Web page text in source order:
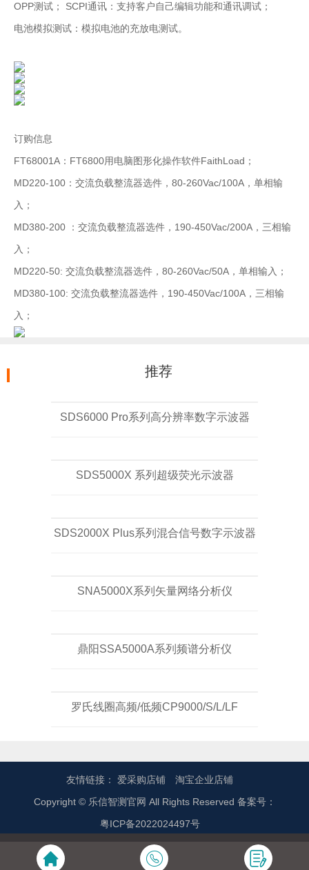
OPP测试； SCPI通讯：支持客户自己编辑功能和通讯调试；
电池模拟测试：模拟电池的充放电测试。
订购信息
FT68001A：FT6800用电脑图形化操作软件FaithLoad；
MD220-100：交流负载整流器选件，80-260Vac/100A，单相输
入；
MD380-200 ：交流负载整流器选件，190-450Vac/200A，三相输
入；
MD220-50: 交流负载整流器选件，80-260Vac/50A，单相输入；
MD380-100: 交流负载整流器选件，190-450Vac/100A，三相输
入；
推荐
SDS6000 Pro系列高分辨率数字示波器
SDS5000X 系列超级荧光示波器
SDS2000X Plus系列混合信号数字示波器
SNA5000X系列矢量网络分析仪
鼎阳SSA5000A系列频谱分析仪
罗氏线圈高频/低频CP9000/S/L/LF
友情链接： 爱采购店铺
淘宝企业店铺
Copyright © 乐信智测官网 All Rights Reserved 备案号：
粤ICP备2022024497号